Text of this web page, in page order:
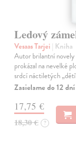
Ledový
Vesaas Tarjei | Kniha
Autor brilantní novely
prokázal na nevelké
srdcí náctiletých
Zasielame do 12 dní
17,75 €
18,30 € ?